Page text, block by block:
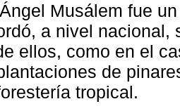
Musálem fue
a nivel nacional,
ellos, como en el
de
tropical.